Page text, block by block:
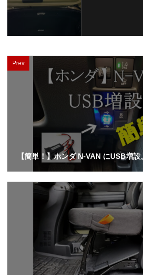
Prev
【簡単！】ホンダ N-VAN にUSB増設